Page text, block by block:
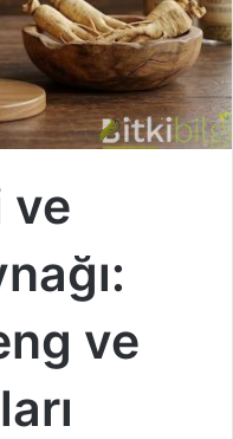
ve
ve